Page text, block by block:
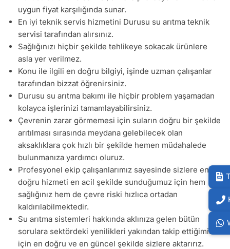
uygun fiyat karşılığında sunar.
En iyi teknik servis hizmetini Durusu su arıtma teknik
servisi tarafından alırsınız.
Sağlığınızı hiçbir şekilde tehlikeye sokacak ürünlere
asla yer verilmez.
Konu ile ilgili en doğru bilgiyi, işinde uzman çalışanlar
tarafından bizzat öğrenirsiniz.
Durusu su arıtma bakımı ile hiçbir problem yaşamadan
kolayca işlerinizi tamamlayabilirsiniz.
Çevrenin zarar görmemesi için suların doğru bir şekilde
arıtılması sırasında meydana gelebilecek olan
aksaklıklara çok hızlı bir şekilde hemen müdahalede
bulunmanıza yardımcı oluruz.
Profesyonel ekip çalışanlarımız sayesinde sizlere en
doğru hizmeti en acil şekilde sunduğumuz için hem
sağlığınız hem de çevre riski hızlıca ortadan
kaldırılabilmektedir.
Su arıtma sistemleri hakkında aklınıza gelen bütün
sorulara sektördeki yenilikleri yakından takip ettiğimiz
için en doğru ve en güncel şekilde sizlere aktarırız.